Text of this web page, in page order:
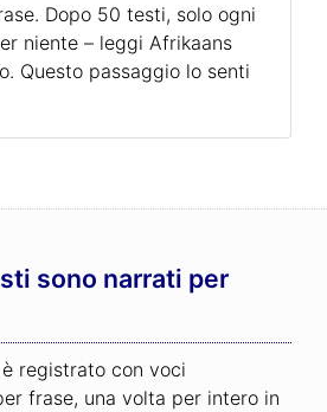
Dopo 50 testi, solo ogni
niente – leggi Afrikaans
Questo passaggio lo senti
sono narrati per
registrato con voci
frase, una volta per intero in